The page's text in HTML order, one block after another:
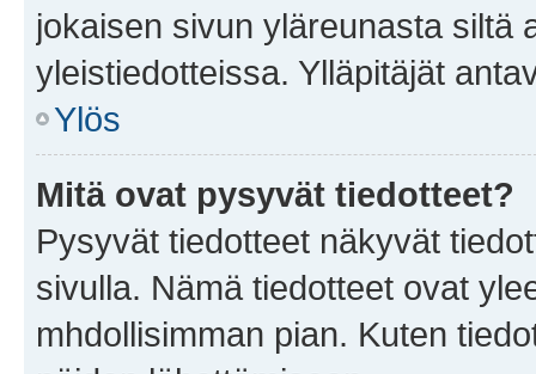
jokaisen sivun yläreunasta siltä
yleistiedotteissa. Ylläpitäjät
Ylös
Mitä ovat pysyvät tiedotteet?
Pysyvät tiedotteet näkyvät
sivulla. Nämä tiedotteet ovat
mhdollisimman pian. Kuten